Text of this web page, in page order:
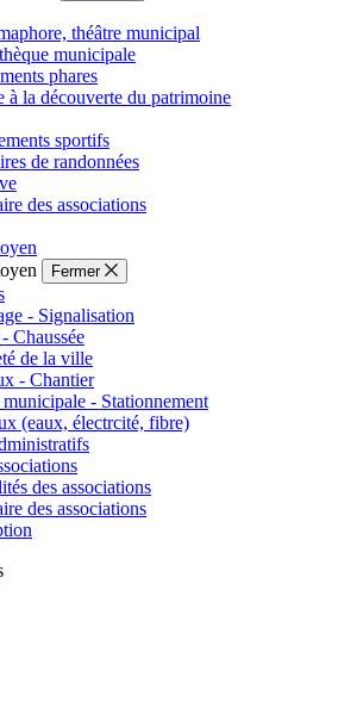
théâtre municipal
municipale
phares
à la découverte du patrimoine
sportifs
de randonnées
des associations
Fermer
- Signalisation
Chaussée
de la ville
- Chantier
- Stationnement
(eaux, électrcité, fibre)
des associations
des associations